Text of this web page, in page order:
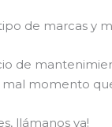
de marcas y
de
momento
llámanos ya!